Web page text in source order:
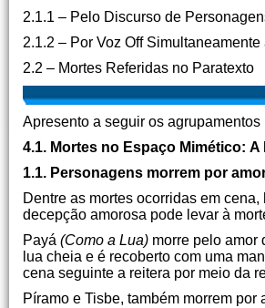
2.1.1 – Pelo Discurso de
2.1.2 – Por Voz Off
2.2 – Mortes Referidas no Paratexto
Apresento a seguir os
4.1. Mortes no Espaço Mimético: A
1.1. Personagens morrem por
Dentre as mortes ocorridas em
decepção amorosa pode levar à
Payá (Como a Lua) morre pelo amor
lua cheia e é recoberto com uma
cena seguinte a reitera por meio da
Píramo e Tisbe, também morrem